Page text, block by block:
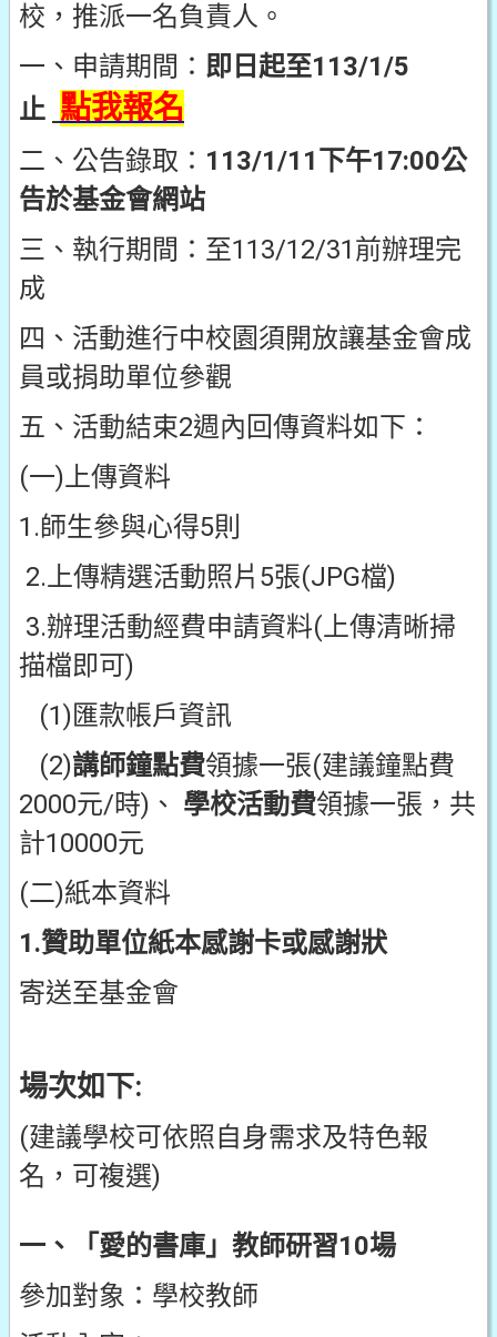
校，推派一名負責人。
一、申請期間： 即日起至113/1/5
止 點我報名
二、公告錄取： 113/1/11下午17:00公
告於基金會網站
三、執行期間：至113/12/31前辦理完
成
四、活動進行中校園須開放讓基金會成
員或捐助單位參觀
五、活動結束2週內回傳資料如下：
(一)上傳資料
1.師生參與心得5則
2.上傳精選活動照片5張(JPG檔)
3.辦理活動經費申請資料(上傳清晰掃
描檔即可)
(1)匯款帳戶資訊
(2)講師鐘點費領據一張(建議鐘點費
2000元/時)、 學校活動費領據一張，共
計10000元
(二)紙本資料
1.贊助單位紙本感謝卡或感謝狀
寄送至基金會
場次如下:
(建議學校可依照自身需求及特色報
名，可複選)
一、「愛的書庫」教師研習10場
參加對象：學校教師